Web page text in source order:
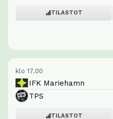
TILASTOT
klo 17.00
IFK Mariehamn
TPS
TILASTOT